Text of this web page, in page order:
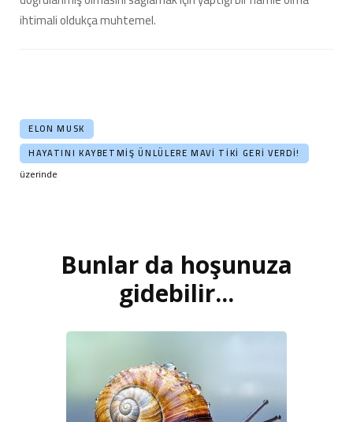
ihtimali oldukça muhtemel.
ELON MUSK
HAYATINI KAYBETMIŞ ÜNLÜLERE MAVI TIKI GERI VERDI!
üzerinde
Bunlar da hoşunuza
gidebilir...